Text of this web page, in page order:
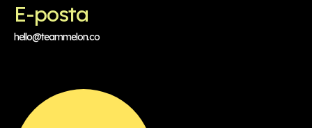
E-posta
hello@teammelon.co